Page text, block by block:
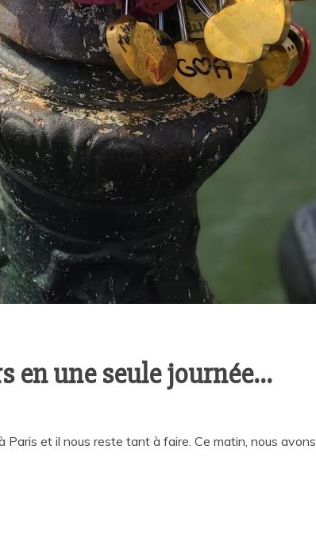
en une seule journée…
Paris et il nous reste tant à faire. Ce matin, nous avons